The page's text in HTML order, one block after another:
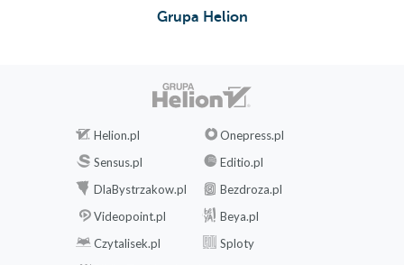
Grupa Helion
Helion.pl
Onepress.pl
Sensus.pl
Editio.pl
DlaBystrzakow.pl
Bezdroza.pl
Videopoint.pl
Beya.pl
Czytalisek.pl
Sploty